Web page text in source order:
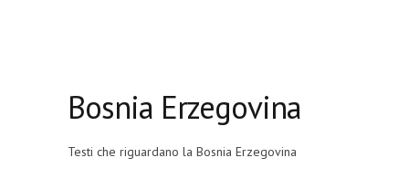
Bosnia Erzegovina
Testi che riguardano la Bosnia Erzegovina